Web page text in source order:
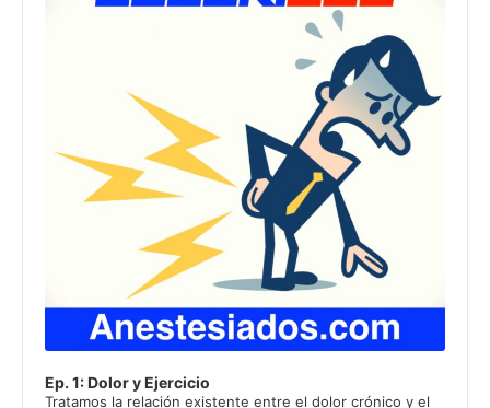
Ep. 1: Dolor y Ejercicio
Tratamos la relación existente entre el dolor crónico y el